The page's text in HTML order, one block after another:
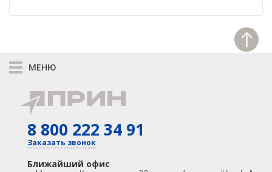
8 800 222 34 91
Заказать звонок
Ближайший офис
МЕНЮ
К сравнению
КАТАЛОГ
GNSS
Оптика
Лазерное сканирование